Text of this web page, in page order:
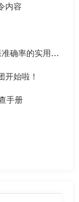
内容
确率的实用优
始啦！
手册